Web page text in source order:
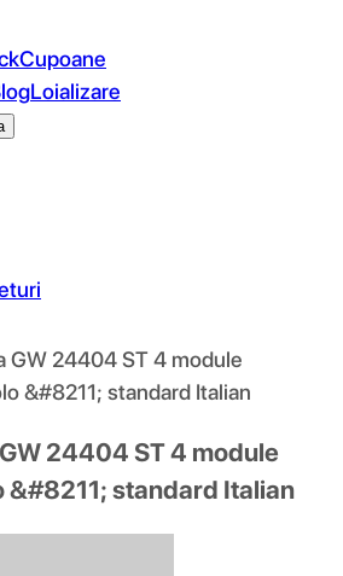
Cupoane
Loializare
GW 24404 ST 4 module
&#8211; standard Italian
24404 ST 4 module
&#8211; standard Italian